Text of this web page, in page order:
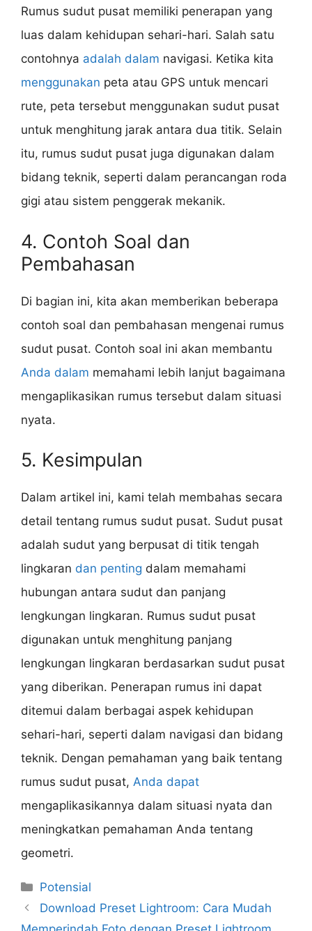
Rumus sudut pusat memiliki penerapan yang
luas dalam kehidupan sehari-hari. Salah satu
contohnya adalah dalam navigasi. Ketika kita
menggunakan peta atau GPS untuk mencari
rute, peta tersebut menggunakan sudut pusat
untuk menghitung jarak antara dua titik. Selain
itu, rumus sudut pusat juga digunakan dalam
bidang teknik, seperti dalam perancangan roda
gigi atau sistem penggerak mekanik.
4. Contoh Soal dan
Pembahasan
Di bagian ini, kita akan memberikan beberapa
contoh soal dan pembahasan mengenai rumus
sudut pusat. Contoh soal ini akan membantu
Anda dalam memahami lebih lanjut bagaimana
mengaplikasikan rumus tersebut dalam situasi
nyata.
5. Kesimpulan
Dalam artikel ini, kami telah membahas secara
detail tentang rumus sudut pusat. Sudut pusat
adalah sudut yang berpusat di titik tengah
lingkaran dan penting dalam memahami
hubungan antara sudut dan panjang
lengkungan lingkaran. Rumus sudut pusat
digunakan untuk menghitung panjang
lengkungan lingkaran berdasarkan sudut pusat
yang diberikan. Penerapan rumus ini dapat
ditemui dalam berbagai aspek kehidupan
sehari-hari, seperti dalam navigasi dan bidang
teknik. Dengan pemahaman yang baik tentang
rumus sudut pusat, Anda dapat
mengaplikasikannya dalam situasi nyata dan
meningkatkan pemahaman Anda tentang
geometri.
Categories
Potensial
Download Preset Lightroom: Cara Mudah